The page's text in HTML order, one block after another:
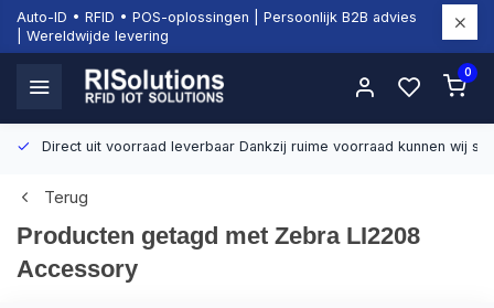
Auto-ID • RFID • POS-oplossingen | Persoonlijk B2B advies
| Wereldwijde levering
0
Direct uit voorraad leverbaar Dankzij ruime voorraad kunnen wij
Terug
Producten getagd met Zebra LI2208
Accessory